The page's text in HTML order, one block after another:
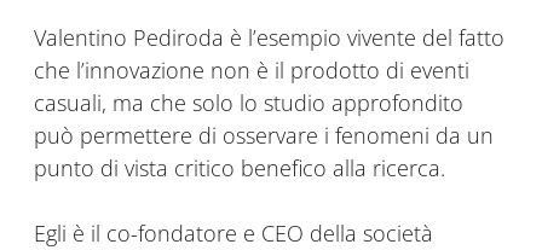
Valentino Pediroda è l’esempio vivente del fatto
che l’innovazione non è il prodotto di eventi
casuali, ma che solo lo studio approfondito
può permettere di osservare i fenomeni da un
punto di vista critico benefico alla ricerca.
Egli è il co-fondatore e CEO della società